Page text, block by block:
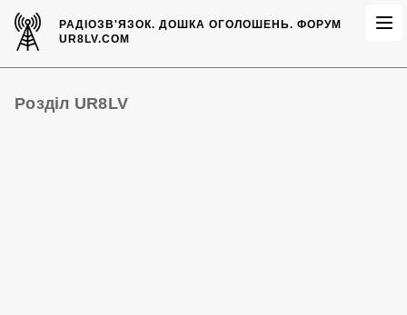
РАДІОЗВ'ЯЗОК.ДОШКА ОГОЛОШЕНЬ. ФОРУМ
UR8LV.COM
Розділ UR8LV